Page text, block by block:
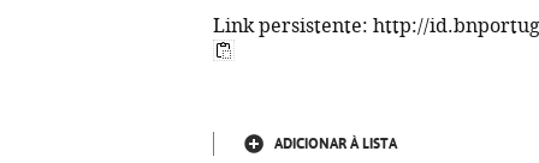
Link persistente: http://
ADICIONAR À LISTA